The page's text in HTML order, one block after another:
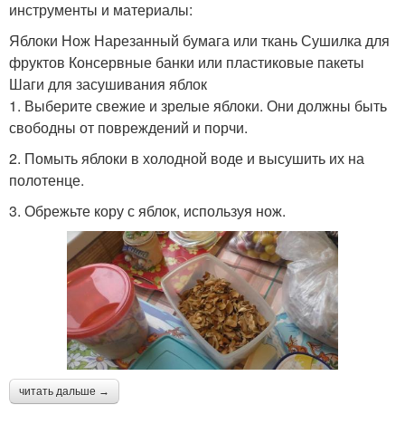
инструменты и материалы:
Яблоки Нож Нарезанный бумага или ткань Сушилка для
фруктов Консервные банки или пластиковые пакеты
Шаги для засушивания яблок
1. Выберите свежие и зрелые яблоки. Они должны быть
свободны от повреждений и порчи.
2. Помыть яблоки в холодной воде и высушить их на
полотенце.
3. Обрежьте кору с яблок, используя нож.
читать дальше →